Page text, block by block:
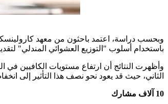
وبحسب دراسة، اعتمد باحثون من معهد
باستخدام أسلوب "التوزيع العشوائي المندلي"
وأظهرت النتائج أن ارتفاع مستويات الكافيين في
الثاني، حيث قد يعود نحو نصف هذا التأثير إلى
10 آلاف مشارك